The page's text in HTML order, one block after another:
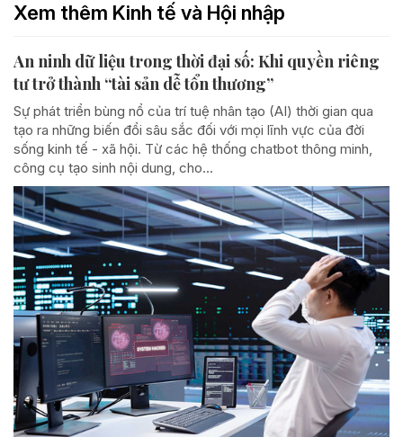
Xem thêm Kinh tế và Hội nhập
An ninh dữ liệu trong thời đại số: Khi quyền riêng
tư trở thành “tài sản dễ tổn thương”
Sự phát triển bùng nổ của trí tuệ nhân tạo (AI) thời gian qua
tạo ra những biến đổi sâu sắc đối với mọi lĩnh vực của đời
sống kinh tế - xã hội. Từ các hệ thống chatbot thông minh,
công cụ tạo sinh nội dung, cho...